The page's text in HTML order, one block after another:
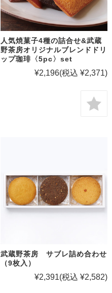
人気焼菓子4種の詰合せ&武蔵
野茶房オリジナルブレンドドリ
ップ珈琲〈5pc〉set
¥2,196(税込 ¥2,371)
武蔵野茶房 サブレ詰め合わせ
（9枚入）
¥2,391(税込 ¥2,582)